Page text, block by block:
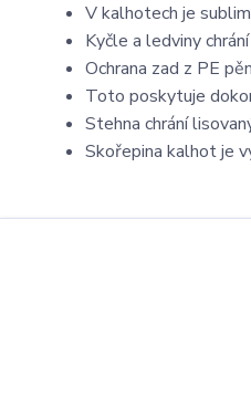
V kalhotech je
Kyčle a ledviny
Ochrana zad z PE
Toto poskytuje
Stehna chrání
Skořepina kalhot je